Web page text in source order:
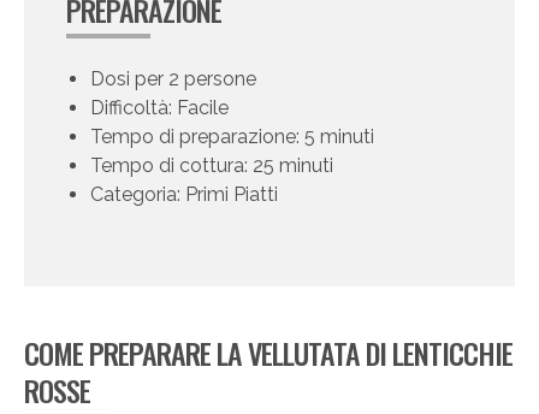
PREPARAZIONE
Dosi per 2 persone
Difficoltà: Facile
Tempo di preparazione: 5 minuti
Tempo di cottura: 25 minuti
Categoria: Primi Piatti
COME PREPARARE LA VELLUTATA DI LENTICCHIE
ROSSE